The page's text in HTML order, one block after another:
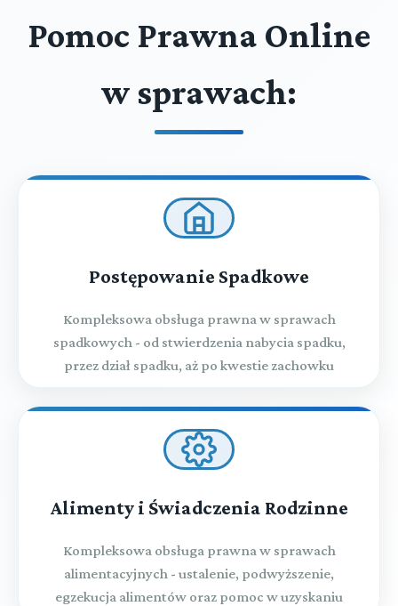
Pomoc Prawna Online
w sprawach:
Postępowanie Spadkowe
Kompleksowa obsługa prawna w sprawach
spadkowych - od stwierdzenia nabycia spadku,
przez dział spadku, aż po kwestie zachowku
Alimenty i Świadczenia Rodzinne
Kompleksowa obsługa prawna w sprawach
alimentacyjnych - ustalenie, podwyższenie,
egzekucja alimentów oraz pomoc w uzyskaniu